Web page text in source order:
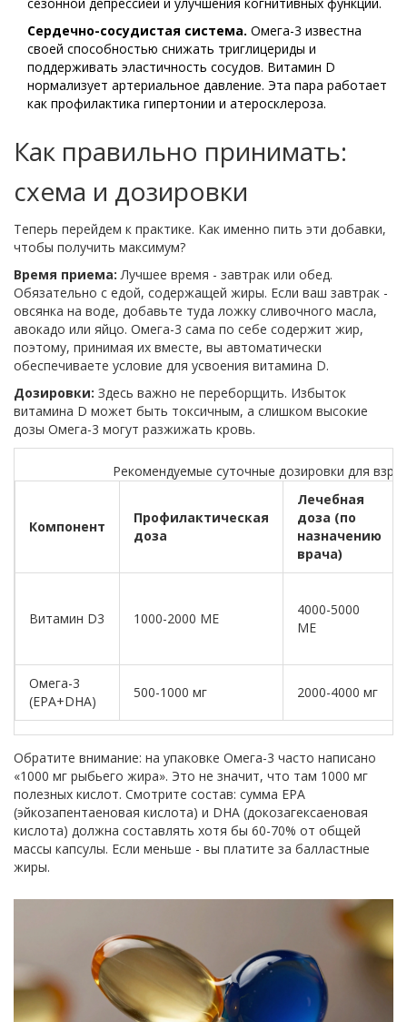
Сердечно-сосудистая система. Омега-3 известна
своей способностью снижать триглицериды и
поддерживать эластичность сосудов. Витамин D
нормализует артериальное давление. Эта пара работает
как профилактика гипертонии и атеросклероза.
Как правильно принимать:
схема и дозировки
Теперь перейдем к практике. Как именно пить эти добавки,
чтобы получить максимум?
Время приема: Лучшее время - завтрак или обед.
Обязательно с едой, содержащей жиры. Если ваш завтрак -
овсянка на воде, добавьте туда ложку сливочного масла,
авокадо или яйцо. Омега-3 сама по себе содержит жир,
поэтому, принимая их вместе, вы автоматически
обеспечиваете условие для усвоения витамина D.
Дозировки: Здесь важно не переборщить. Избыток
витамина D может быть токсичным, а слишком высокие
дозы Омега-3 могут разжижать кровь.
Рекомендуемые суточные дозировки для
Компонент
Профилактическая
доза
Лечебная
доза (по
назначению
врача)
Витамин D3 1000-2000 МЕ
4000-5000
МЕ
Омега-3
(EPA+DHA)
500-1000 мг 2000-4000 мг
Обратите внимание: на упаковке Омега-3 часто написано
«1000 мг рыбьего жира». Это не значит, что там 1000 мг
полезных кислот. Смотрите состав: сумма EPA
(эйкозапентаеновая кислота) и DHA (докозагексаеновая
кислота) должна составлять хотя бы 60-70% от общей
массы капсулы. Если меньше - вы платите за балластные
жиры.